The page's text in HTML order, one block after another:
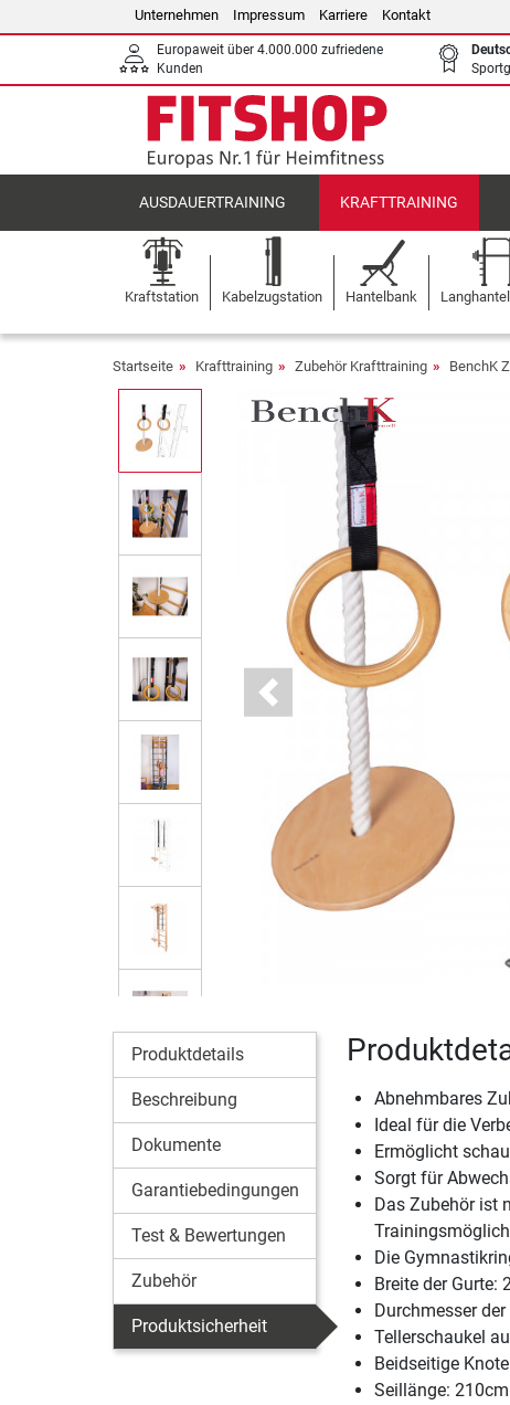
Unternehmen Impressum Karriere Kontakt
Europaweit über 4.000.000 zufriedene
Kunden
AUSDAUERTRAINING KRAFTTRAINING
Kraftstation Kabelzugstation Hantelbank
Startseite Krafttraining Zubehör Krafttraining BenchK
Previous
Produktdetails
Beschreibung
Dokumente
Garantiebedingungen
Test & Bewertungen
Zubehör
Produktsicherheit
Abnehmbares
Ideal für die
Ermöglicht
Sorgt für
Das Zubehör ist
Die
Breite der Gurte:
Durchmesser
Tellerschaukel
Beidseitige
Seillänge: 210cm